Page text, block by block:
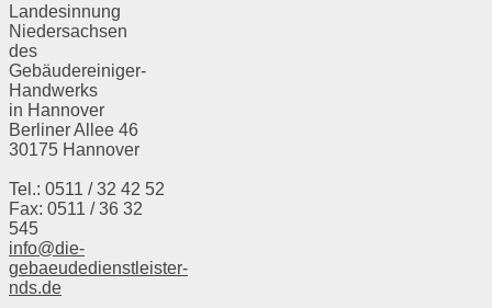
Landesinnung
Niedersachsen
des
Gebäudereiniger-
Handwerks
in Hannover
Berliner Allee 46
30175 Hannover
Tel.: 0511 / 32 42 52
Fax: 0511 / 36 32
545
info@die-
gebaeudedienstleister-
nds.de